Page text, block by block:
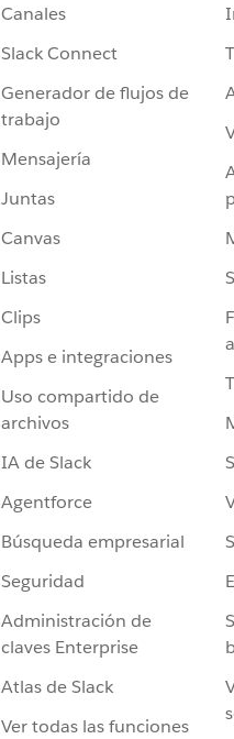
Canales
Slack Connect
Generador de flujos de
trabajo
Mensajería
Juntas
Canvas
Listas
Clips
Apps e integraciones
Uso compartido de
archivos
IA de Slack
Agentforce
Búsqueda empresarial
Seguridad
Administración de
claves Enterprise
Atlas de Slack
Ver todas las funciones